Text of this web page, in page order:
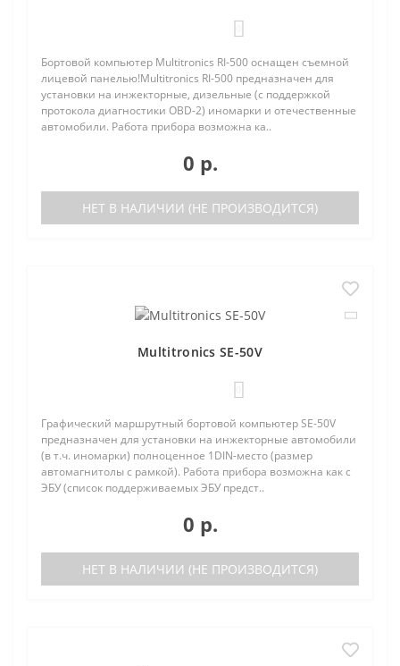
Бортовой компьютер Multitronics RI-500 оснащен съемной
лицевой панелью!Multitronics RI-500 предназначен для
установки на инжекторные, дизельные (с поддержкой
протокола диагностики OBD-2) иномарки и отечественные
автомобили. Работа прибора возможна ка..
0 р.
НЕТ В НАЛИЧИИ (НЕ ПРОИЗВОДИТСЯ)
Multitronics SE-50V
Графический маршрутный бортовой компьютер SE-50V
предназначен для установки на инжекторные автомобили
(в т.ч. иномарки) полноценное 1DIN-место (размер
автомагнитолы с рамкой). Работа прибора возможна как с
ЭБУ (список поддерживаемых ЭБУ предст..
0 р.
НЕТ В НАЛИЧИИ (НЕ ПРОИЗВОДИТСЯ)